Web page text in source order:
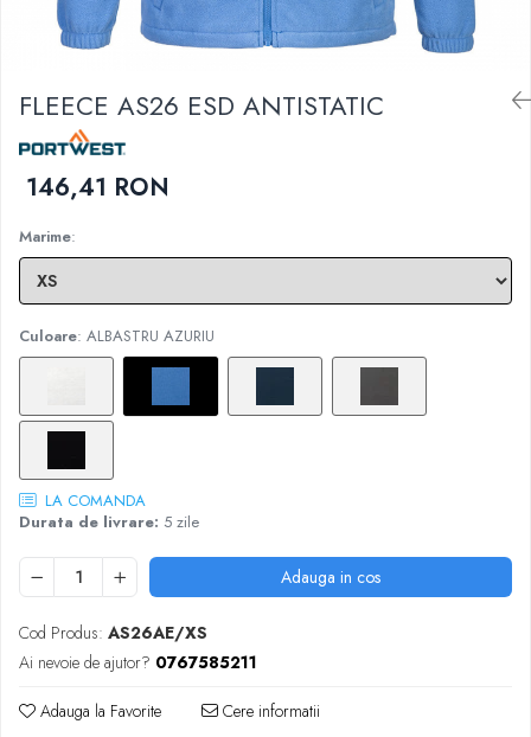
JACHETE DE LUCRU
JACHETE VATUITE
INDUSTRIA ALIMENTARA
GENUNCHIERE
MULTIRISC
CAMASI
FLEECE
FLEECE AS26 ESD ANTISTATIC
146,41 RON
Marime:
Culoare: ALBASTRU AZURIU
LA COMANDA
Durata de livrare: 5 zile
Adauga in cos
Cod Produs: AS26AE/XS
Ai nevoie de ajutor? 0767585211
Adauga la Favorite Cere informatii